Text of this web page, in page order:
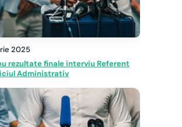
2025
rezultate finale interviu Referent
Administrativ